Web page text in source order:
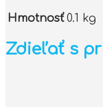
Hmotnosť 0.1 kg
Zdieľať s